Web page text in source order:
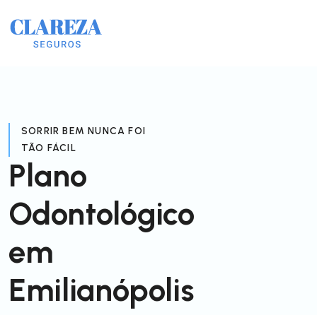
SORRIR BEM NUNCA FOI
TÃO FÁCIL
Plano
Odontológico
em
Emilianópolis